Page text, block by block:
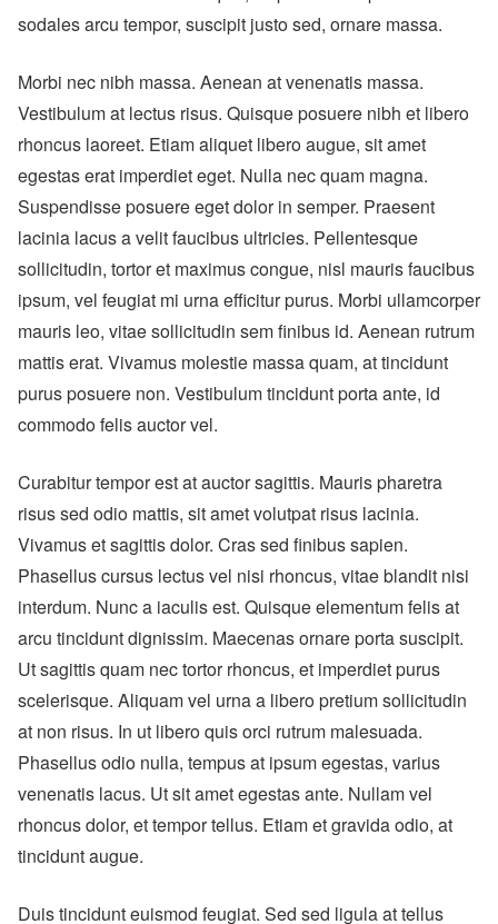
sodales arcu tempor, suscipit justo sed, ornare massa.
Morbi nec nibh massa. Aenean at venenatis massa.
Vestibulum at lectus risus. Quisque posuere nibh et libero
rhoncus laoreet. Etiam aliquet libero augue, sit amet
egestas erat imperdiet eget. Nulla nec quam magna.
Suspendisse posuere eget dolor in semper. Praesent
lacinia lacus a velit faucibus ultricies. Pellentesque
sollicitudin, tortor et maximus congue, nisl mauris faucibus
ipsum, vel feugiat mi urna efficitur purus. Morbi ullamcorper
mauris leo, vitae sollicitudin sem finibus id. Aenean rutrum
mattis erat. Vivamus molestie massa quam, at tincidunt
purus posuere non. Vestibulum tincidunt porta ante, id
commodo felis auctor vel.
Curabitur tempor est at auctor sagittis. Mauris pharetra
risus sed odio mattis, sit amet volutpat risus lacinia.
Vivamus et sagittis dolor. Cras sed finibus sapien.
Phasellus cursus lectus vel nisi rhoncus, vitae blandit nisi
interdum. Nunc a iaculis est. Quisque elementum felis at
arcu tincidunt dignissim. Maecenas ornare porta suscipit.
Ut sagittis quam nec tortor rhoncus, et imperdiet purus
scelerisque. Aliquam vel urna a libero pretium sollicitudin
at non risus. In ut libero quis orci rutrum malesuada.
Phasellus odio nulla, tempus at ipsum egestas, varius
venenatis lacus. Ut sit amet egestas ante. Nullam vel
rhoncus dolor, et tempor tellus. Etiam et gravida odio, at
tincidunt augue.
Duis tincidunt euismod feugiat. Sed sed ligula at tellus